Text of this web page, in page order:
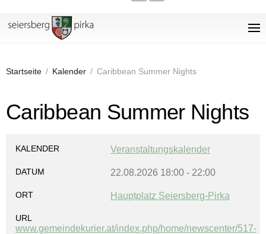
Startseite Kalender Caribbean Summer Nights
Caribbean Summer Nights
KALENDER Veranstaltungskalender
DATUM 22.08.2026 18:00 - 22:00
ORT Hauptplatz Seiersberg-Pirka
URL
www.gemeindekurier.at/index.php/home/newscenter/517-